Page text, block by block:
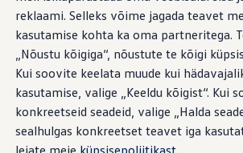
reklaami. Selleks võime jagada teavet
kasutamise kohta ka oma partneritega.
„Nõustu kõigiga“, nõustute te kõigi
Kui soovite keelata muude kui
kasutamise, valige „Keeldu kõigist“. Kui
konkreetseid seadeid, valige „Halda
sealhulgas konkreetset teavet iga
leiate meie küpsisepoliitikast.
Tiguani pistikhübriid
Elektriautod ja hübriidautod
Golf eHybrid
Tiguan eHybrid
Passat eHybrid
Tayron eHybrid
Touareg eHybrid
Ära iial ütle iial
ID. teadmised
rohkem
saabumiseks
Uus California on oma eelkäijatest veelgi
on selles üle 25 juhiabisüsteemi. Nende
mitmesugused parkimise abisüsteemid